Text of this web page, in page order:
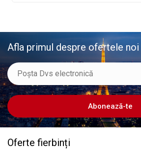
Afla primul despre ofertele noi
Abonează-te
Oferte fierbinți